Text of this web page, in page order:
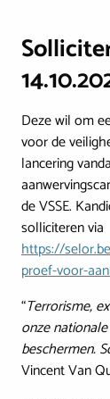
Deze wil om
voor de
lancering
de VSSE.
solliciteren via
https://
proef-voor-
“Terrorisme,
onze
beschermen.
Vincent Van